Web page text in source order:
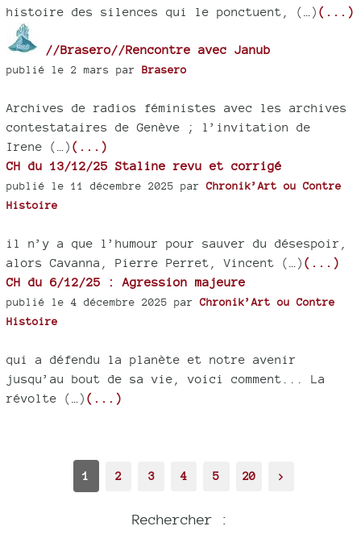
histoire des silences qui le ponctuent, (…) (...)
//Brasero//Rencontre avec Janub
publié le 2 mars par Brasero
Archives de radios féministes avec les archives
contestataires de Genève ; l’invitation de
Irene (…) (...)
CH du 13/12/25 Staline revu et corrigé
publié le 11 décembre 2025 parChronik’Art ou Contre
Histoire
il n’y a que l’humour pour sauver du désespoir,
alors Cavanna, Pierre Perret, Vincent (…) (...)
CH du 6/12/25 : Agression majeure
publié le 4 décembre 2025 parChronik’Art ou Contre
Histoire
qui a défendu la planète et notre avenir
jusqu’au bout de sa vie, voici comment... La
révolte (…) (...)
1 2 3 4 5 20 >
Rechercher :